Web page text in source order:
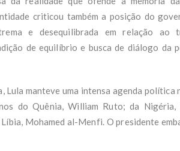
criticou também a posição do
e desequilibrada em relação
de equilíbrio e busca de diálogo da
Lula manteve uma intensa agenda política
do Quênia, William Ruto; da
Mohamed al-Menfi. O presidente